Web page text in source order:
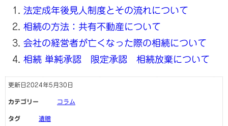
法定成年後見人制度とその流れについて
相続の方法：共有不動産について
会社の経営者が亡くなった際の相続について
相続 単純承認 限定承認 相続放棄について
更新日2024年5月30日
カテゴリー コラム
タグ 遺贈